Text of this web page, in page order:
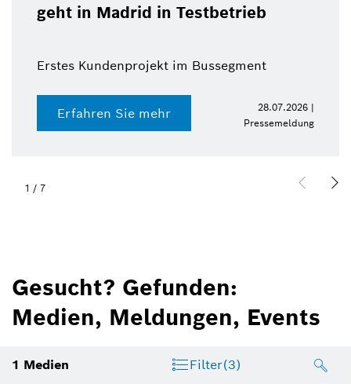
geht in Madrid in Testbetrieb
Erstes Kundenprojekt im Bussegment
Erfahren Sie mehr
28.07.2026 |
Pressemeldung
1 / 7
Gesucht? Gefunden:
Medien, Meldungen, Events
1 Medien Filter(3)